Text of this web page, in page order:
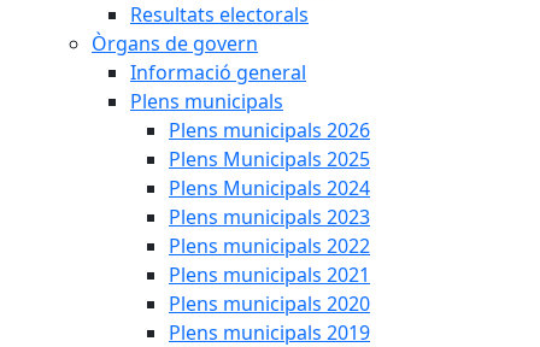
Resultats electorals
Òrgans de govern
Informació general
Plens municipals
Plens municipals 2026
Plens Municipals 2025
Plens Municipals 2024
Plens municipals 2023
Plens municipals 2022
Plens municipals 2021
Plens municipals 2020
Plens municipals 2019